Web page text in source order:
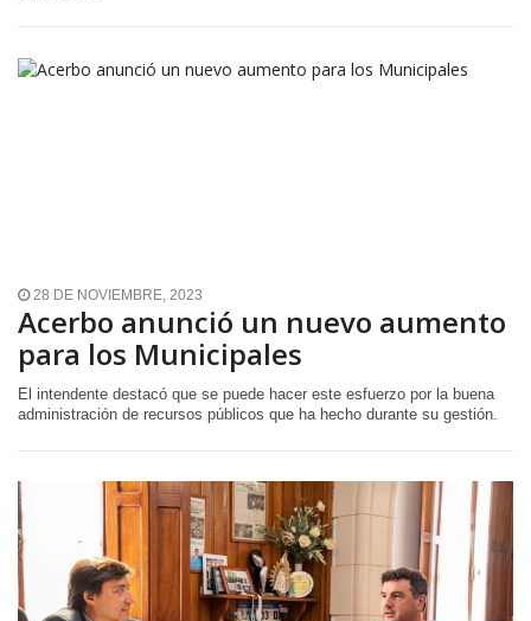
28 DE NOVIEMBRE, 2023
Acerbo anunció un nuevo aumento
para los Municipales
El intendente destacó que se puede hacer este esfuerzo por la buena
administración de recursos públicos que ha hecho durante su gestión.